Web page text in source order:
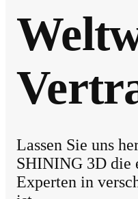
Lassen Sie uns
SHINING 3D die
Experten in